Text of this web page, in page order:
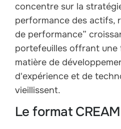
concentre sur la
performance des actifs,
de performance”
portefeuilles offrant une
matière de
d'expérience et de
vieillissent.
Le format CREAM